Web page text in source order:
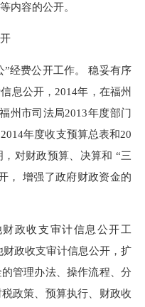
内容的公开。
开
费公开工作。 稳妥有序
息公开，2014年，在福州
州市司法局2013年度部门
年度收支预算总表和20
对财政预算、决算和 “三
， 增强了政府财政资金的
政收支审计信息公开工
政收支审计信息公开，扩
管理办法、操作流程、分
政策、预算执行、财政收